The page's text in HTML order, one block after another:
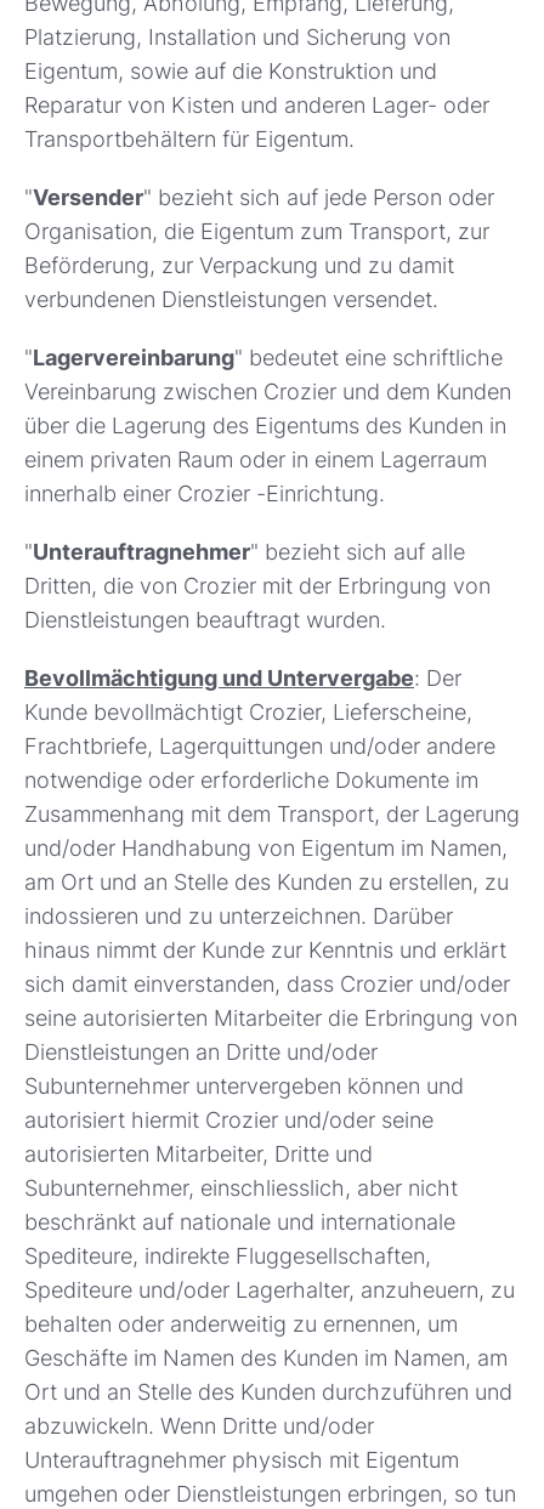
Platzierung, Installation und Sicherung von
Eigentum, sowie auf die Konstruktion und
Reparatur von Kisten und anderen Lager- oder
Transportbehältern für Eigentum.
"Versender" bezieht sich auf jede Person oder
Organisation, die Eigentum zum Transport, zur
Beförderung, zur Verpackung und zu damit
verbundenen Dienstleistungen versendet.
"Lagervereinbarung" bedeutet eine schriftliche
Vereinbarung zwischen Crozier und dem Kunden
über die Lagerung des Eigentums des Kunden in
einem privaten Raum oder in einem Lagerraum
innerhalb einer Crozier -Einrichtung.
"Unterauftragnehmer" bezieht sich auf alle
Dritten, die von Crozier mit der Erbringung von
Dienstleistungen beauftragt wurden.
Bevollmächtigung und Untervergabe: Der
Kunde bevollmächtigt Crozier, Lieferscheine,
Frachtbriefe, Lagerquittungen und/oder andere
notwendige oder erforderliche Dokumente im
Zusammenhang mit dem Transport, der Lagerung
und/oder Handhabung von Eigentum im Namen,
am Ort und an Stelle des Kunden zu erstellen, zu
indossieren und zu unterzeichnen. Darüber
hinaus nimmt der Kunde zur Kenntnis und erklärt
sich damit einverstanden, dass Crozier und/oder
seine autorisierten Mitarbeiter die Erbringung von
Dienstleistungen an Dritte und/oder
Subunternehmer untervergeben können und
autorisiert hiermit Crozier und/oder seine
autorisierten Mitarbeiter, Dritte und
Subunternehmer, einschliesslich, aber nicht
beschränkt auf nationale und internationale
Spediteure, indirekte Fluggesellschaften,
Spediteure und/oder Lagerhalter, anzuheuern, zu
behalten oder anderweitig zu ernennen, um
Geschäfte im Namen des Kunden im Namen, am
Ort und an Stelle des Kunden durchzuführen und
abzuwickeln. Wenn Dritte und/oder
Unterauftragnehmer physisch mit Eigentum
umgehen oder Dienstleistungen erbringen, so tun